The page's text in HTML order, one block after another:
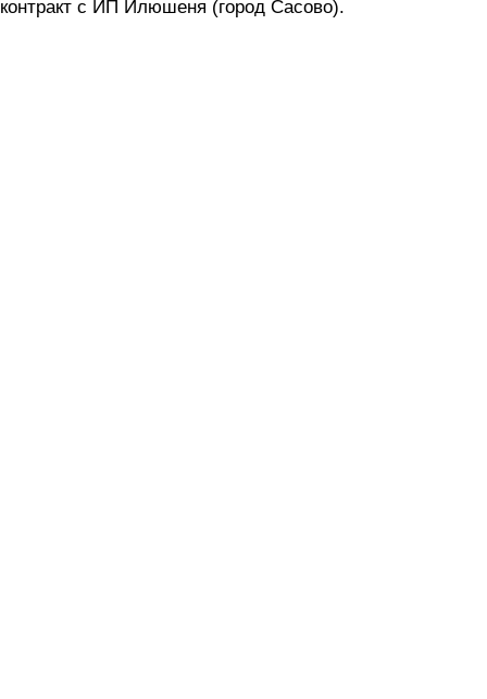
контракт с ИП Илюшеня (город Сасово).